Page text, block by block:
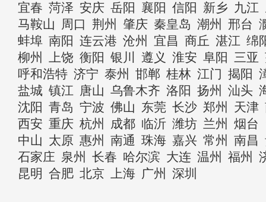
宜春 菏泽 安庆 岳阳 襄阳 信阳 新乡 九江
马鞍山
周口 荆州 肇庆 秦皇岛 潮州 邢台
蚌埠 南阳 连云港 沧州 宜昌 商丘 湛江 绵
柳州
上饶 衡阳 银川 遵义 淮安 阜阳 三亚
呼和浩特 济宁 泰州 邯郸 桂林 江门 揭阳
盐城 镇江 唐山 乌鲁木齐 洛阳 扬州 汕头
沈阳 青岛 宁波 佛山 东莞 长沙 郑州 天津
西安 重庆 杭州 成都 临沂 潍坊 兰州 烟台
中山 太原 惠州 南通 珠海 嘉兴 常州 南昌
石家庄 泉州 长春 哈尔滨 大连 温州 福州
昆明 合肥 北京 上海 广州 深圳